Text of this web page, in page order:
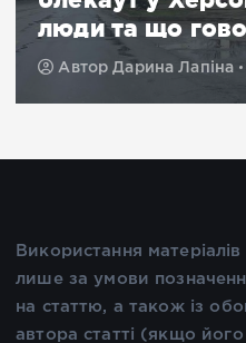
люди та що
АвторДарина Лапіна
Використання
лише за умови
на статтю, а також із
автора статті (якщо